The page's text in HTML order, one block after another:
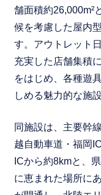
舗面積約26,000m²
候を考慮した屋内
す。アウトレット
充実した店舗集積
をはじめ、各種遊
しめる魅力的な施
同施設は、主要幹
越自動車道・福岡
ICから約8kmと、
に恵まれた場所に